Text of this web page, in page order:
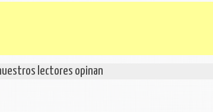
lectores opinan